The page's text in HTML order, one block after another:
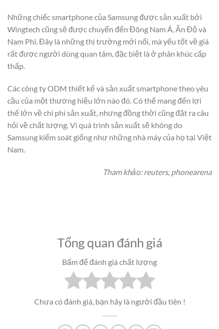
Những chiếc smartphone của Samsung được sản xuất bởi
Wingtech cũng sẽ được chuyển đến Đông Nam Á, Ấn Độ và
Nam Phi. Đây là những thị trường mới nổi, mà yếu tốt về giá
rất được người dùng quan tâm, đặc biệt là ở phân khúc cấp
thấp.
Các công ty ODM thiết kế và sản xuất smartphone theo yêu
cầu của một thương hiệu lớn nào đó. Có thể mang đến lợi
thế lớn về chi phí sản xuất, nhưng đồng thời cũng đặt ra câu
hỏi về chất lượng. Vì quá trình sản xuất sẽ không do
Samsung kiểm soát giống như những nhà máy của họ tại Việt
Nam.
Tham khảo: reuters, phonearena
Tổng quan đánh giá
Bấm để đánh giá chất lượng
Chưa có đánh giá, bạn hãy là người đầu tiên !